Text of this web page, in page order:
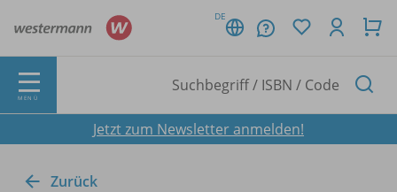
DE
MENÜ
Jetzt zum Newsletter anmelden!
Zurück